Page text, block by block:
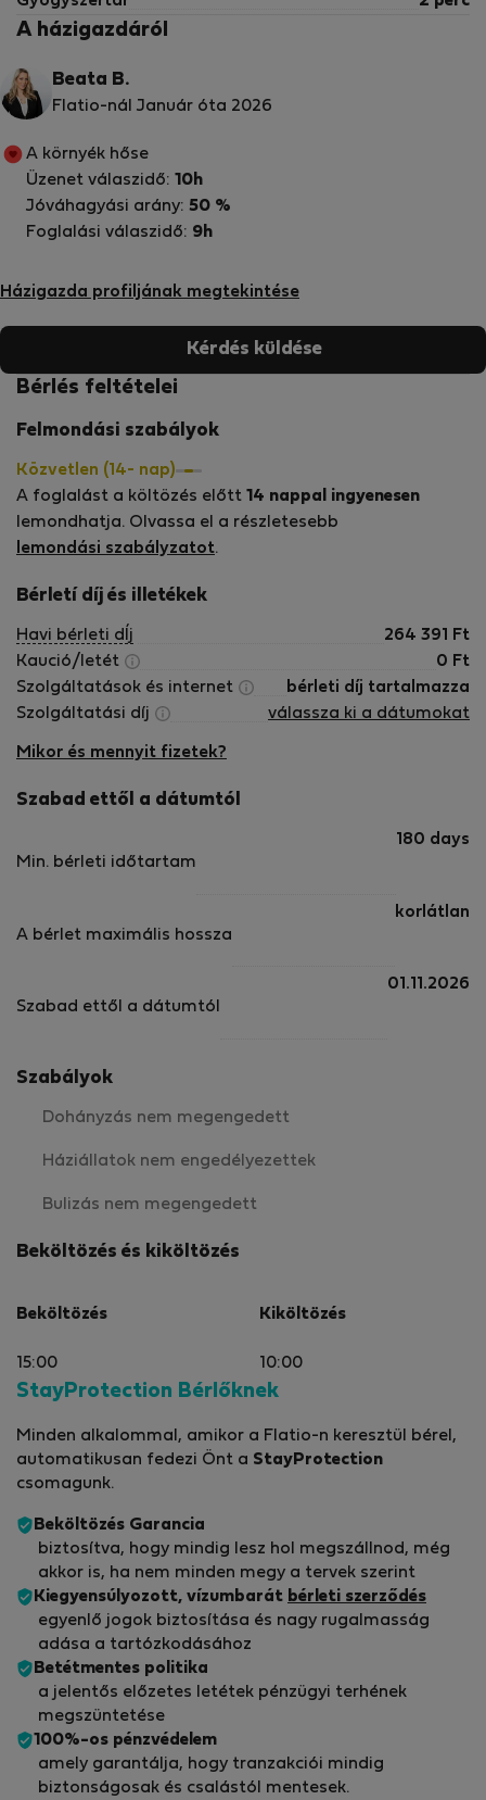
A házigazdáról
Beata B.
Flatio-nál Január óta 2026
Házigazda profiljának megtekintése
A környék hőse
Üzenet válaszidő: 10h
Jóváhagyási arány: 50 %
Foglalási válaszidő: 9h
Kérdés küldése
Bérlés feltételei
Felmondási szabályok
Közvetlen (14- nap)
A foglalást a költözés előtt 14 nappal ingyenesen
lemondhatja. Olvassa el a részletesebb
lemondási szabályzatot.
Bérletí díj és illetékek
Havi bérleti dÍj 264 391
Ft
Kaució/letét
0 Ft
Szolgáltatások és internet
bérleti díj tartalmazza
Szolgáltatási díj
válassza ki a dátumokat
Mikor és mennyit fizetek?
Szabad ettől a dátumtól
Min. bérleti időtartam
180 days
A bérlet maximális hossza
korlátlan
Szabad ettől a dátumtól
01.11.2026
Szabályok
Dohányzás nem megengedett
Háziállatok nem engedélyezettek
Bulizás nem megengedett
Beköltözés és kiköltözés
Beköltözés
15:00
Kiköltözés
10:00
StayProtection Bérlőknek
Minden alkalommal, amikor a Flatio-n keresztül bérel,
automatikusan fedezi Önt a StayProtection
csomagunk.
Beköltözés Garancia
biztosítva, hogy mindig lesz hol megszállnod, még
akkor is, ha nem minden megy a tervek szerint
Kiegyensúlyozott, vízumbarát bérleti szerződés
egyenlő jogok biztosítása és nagy rugalmasság
adása a tartózkodásához
Betétmentes politika
a jelentős előzetes letétek pénzügyi terhének
megszüntetése
100%-os pénzvédelem
amely garantálja, hogy tranzakciói mindig
biztonságosak és csalástól mentesek.